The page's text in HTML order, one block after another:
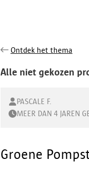
Ontdek het thema
Alle niet gekozen
PASCALE F.
MEER DAN 4 JAREN
Groene